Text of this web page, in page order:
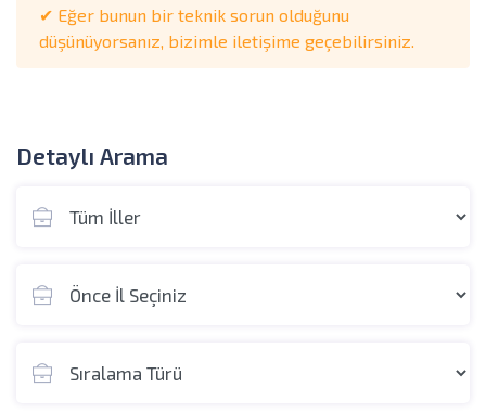
✔ Eğer bunun bir teknik sorun olduğunu
düşünüyorsanız, bizimle iletişime geçebilirsiniz.
Detaylı Arama